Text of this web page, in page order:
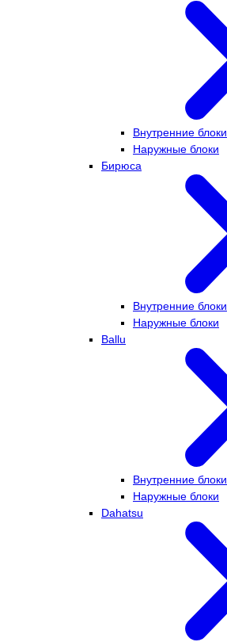
Внутренние блоки
Наружные блоки
Бирюса
Внутренние блоки
Наружные блоки
Ballu
Внутренние блоки
Наружные блоки
Dahatsu